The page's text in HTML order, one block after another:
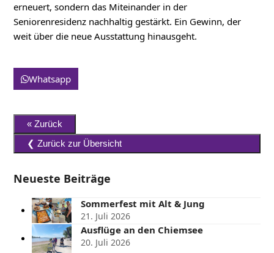
erneuert, sondern das Miteinander in der
Seniorenresidenz nachhaltig gestärkt. Ein Gewinn, der
weit über die neue Ausstattung hinausgeht.
Whatsapp
Neueste Beiträge
Sommerfest mit Alt & Jung
21. Juli 2026
Ausflüge an den Chiemsee
20. Juli 2026